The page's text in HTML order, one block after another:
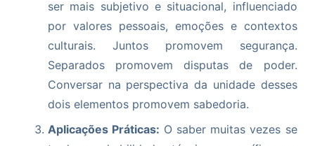
ser mais subjetivo e situacional, influenciado
por valores pessoais, emoções e contextos
culturais. Juntos promovem segurança.
Separados promovem disputas de poder.
Conversar na perspectiva da unidade desses
dois elementos promovem sabedoria.
Aplicações Práticas: O saber muitas vezes se